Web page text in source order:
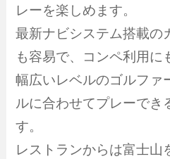
レーを楽しめます。
最新ナビシステム搭載の
も容易で、コンペ利用に
幅広いレベルのゴルファ
ルに合わせてプレーでき
す。
レストランからは富士山